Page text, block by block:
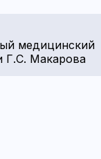
медицинский
Г.С. Макарова